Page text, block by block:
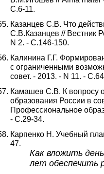
С.6-11.
Казанцев С.В. Что
С.В.Казанцев // Вестник
N 2. - С.146-150.
Калинина Г.Г.
с ограниченными
совет. - 2013. - N 11. -
Камашев С.В. К вопросу
образования России в
Профессиональное
- С.29-34.
Карпенко Н. Учебный
47.
Как вложить
лет обеспечить